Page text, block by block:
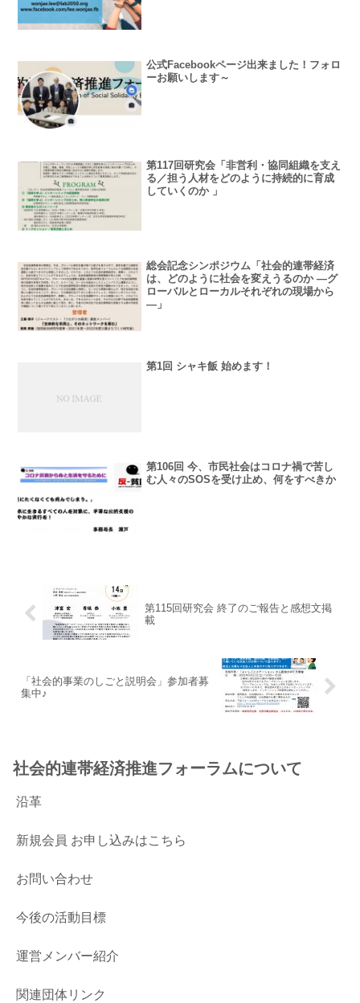
公式Facebookページ出来ました！フォロ
ーお願いします～
第117回研究会「非営利・協同組織を支え
る／担う人材をどのように持続的に育成
していくのか 」
総会記念シンポジウム「社会的連帯経済
は、どのように社会を変えうるのか ―グ
ローバルとローカルそれぞれの現場から
―」
第1回 シャキ飯 始めます！
第106回 今、市民社会はコロナ禍で苦し
む人々のSOSを受け止め、何をすべきか
第115回研究会 終了のご報告と感想文掲
載
「社会的事業のしごと説明会」参加者募
集中♪
社会的連帯経済推進フォーラムについて
沿革
新規会員 お申し込みはこちら
お問い合わせ
今後の活動目標
運営メンバー紹介
関連団体リンク